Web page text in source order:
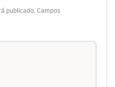
publicado. Campos